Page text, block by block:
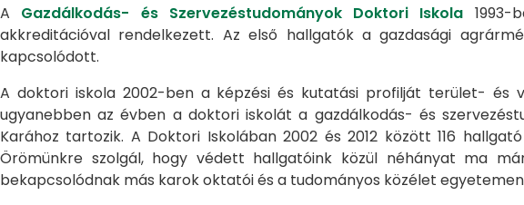
A Gazdálkodás- és Szervezéstudományok Doktori Iskola 1993-
akkreditációval rendelkezett. Az első hallgatók a gazdasági
kapcsolódott.
A doktori iskola 2002-ben a képzési és kutatási profilját terület- és
ugyanebben az évben a doktori iskolát a gazdálkodás- és
Karához tartozik. A Doktori Iskolában 2002 és 2012 között 116
Örömünkre szolgál, hogy védett hallgatóink közül néhányat ma
bekapcsolódnak más karok oktatói és a tudományos közélet